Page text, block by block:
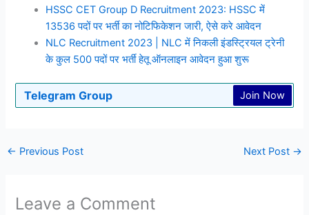
HSSC CET Group D Recruitment 2023: HSSC में
13536 पदों पर भर्ती का नोटिफिकेशन जारी, ऐसे करे आवेदन
NLC Recruitment 2023 | NLC में निकली इंडस्ट्रियल ट्रेनी
के कुल 500 पदों पर भर्ती हेतू ऑनलाइन आवेदन हुआ शुरू
Telegram Group Join Now
← Previous Post Next Post →
Leave a Comment